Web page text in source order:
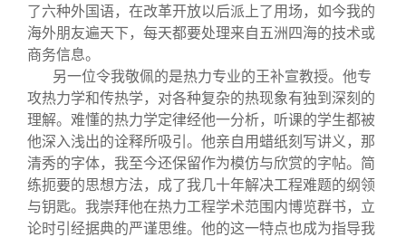
了六种外国语，在改革开放以后派上了用场，如今我的
海外朋友遍天下，每天都要处理来自五洲四海的技术或
商务信息。
另一位令我敬佩的是热力专业的王补宣教授。他专
攻热力学和传热学，对各种复杂的热现象有独到深刻的
理解。难懂的热力学定律经他一分析，听课的学生都被
他深入浅出的诠释所吸引。他亲自用蜡纸刻写讲义，那
清秀的字体，我至今还保留作为模仿与欣赏的字帖。简
练扼要的思想方法，成了我几十年解决工程难题的纲领
与钥匙。我崇拜他在热力工程学术范围内博览群书，立
论时引经据典的严谨思维。他的这一特点也成为指导我